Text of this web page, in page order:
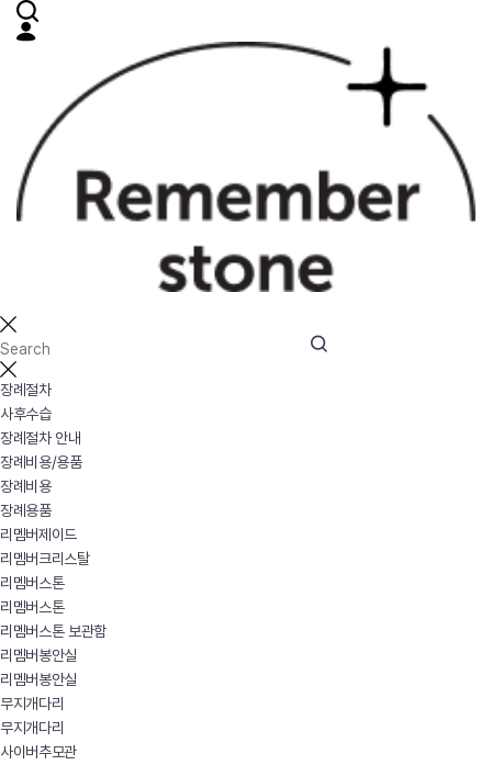
장례절차
사후수습
장례절차 안내
장례비용/용품
장례비용
장례용품
리멤버제이드
리멤버크리스탈
리멤버스톤
리멤버스톤
리멤버스톤 보관함
리멤버봉안실
리멤버봉안실
무지개다리
무지개다리
사이버추모관